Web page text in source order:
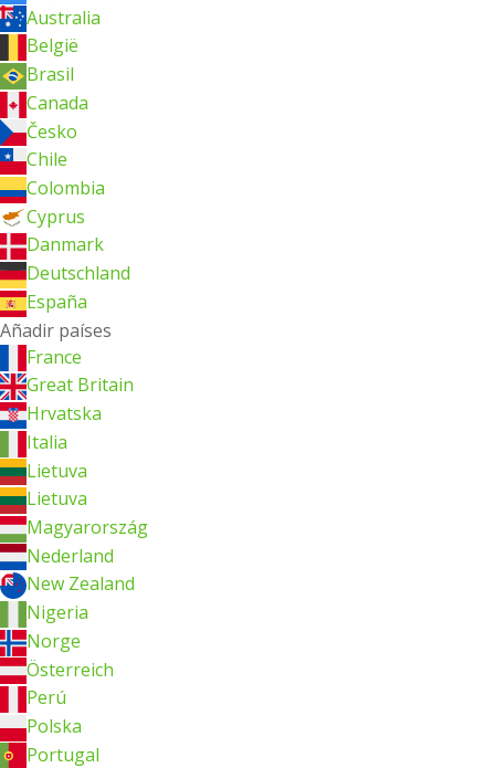
Australia
België
Brasil
Canada
Česko
Chile
Colombia
Cyprus
Danmark
Deutschland
España
Añadir países
France
Great Britain
Hrvatska
Italia
Lietuva
Lietuva
Magyarország
Nederland
New Zealand
Nigeria
Norge
Österreich
Perú
Polska
Portugal